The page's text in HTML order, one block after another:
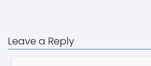
Leave a Reply